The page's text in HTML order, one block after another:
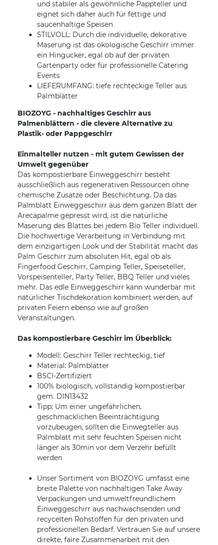
und stabiler als gewöhnliche Pappteller und
eignet sich daher auch für fettige und
saucenhaltige Speisen
STILVOLL: Durch die individuelle, dekorative
Maserung ist das ökologische Geschirr immer
ein Hingucker, egal ob auf der privaten
Gartenparty oder für professionelle Catering
Events
LIEFERUMFANG: tiefe rechteckige Teller aus
Palmblätter
BIOZOYG - nachhaltiges Geschirr aus
Palmenblättern - die clevere Alternative zu
Plastik- oder Pappgeschirr
Einmalteller nutzen - mit gutem Gewissen der
Umwelt gegenüber
Das kompostierbare Einweggeschirr besteht
ausschließlich aus regenerativen Ressourcen ohne
chemische Zusätze oder Beschichtung. Da das
Palmblatt Einweggeschirr aus dem ganzen Blatt der
Arecapalme gepresst wird, ist die natürliche
Maserung des Blattes bei jedem Bio Teller individuell.
Die hochwertige Verarbeitung in Verbindung mit
dem einzigartigen Look und der Stabilität macht das
Palm Geschirr zum absoluten Hit, egal ob als
Fingerfood Geschirr, Camping Teller, Speiseteller,
Vorspeisenteller, Party Teller, BBQ Teller und vieles
mehr. Das edle Einweggeschirr kann wunderbar mit
natürlicher Tischdekoration kombiniert werden, auf
privaten Feiern ebenso wie auf großen
Veranstaltungen.
Das kompostierbare Geschirr im Überblick:
Modell: Geschirr Teller rechteckig, tief
Material: Palmblätter
BSCI-Zertifiziert
100% biologisch, vollständig kompostierbar
gem. DIN13432
Tipp: Um einer ungefährlichen,
geschmacklichen Beeinträchtigung
vorzubeugen, sollten die Einwegteller aus
Palmblatt mit sehr feuchten Speisen nicht
länger als 30min vor dem Verzehr befüllt
werden
Unser Sortiment von BIOZOYG umfasst eine
breite Palette von nachhaltigen Take Away
Verpackungen und umweltfreundlichem
Einweggeschirr aus nachwachsenden und
recycelten Rohstoffen für den privaten und
professionellen Bedarf. Vertrauen Sie auf unsere
direkte, faire Zusammenarbeit mit den